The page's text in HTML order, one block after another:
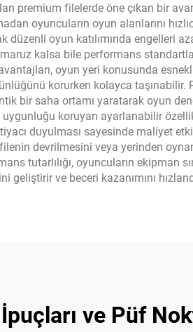
premium filelerde öne çıkan bir
oyuncuların oyun alanlarını
oyun katılımında engelleri
kalsa bile performans
oyun yeri konusunda
korurken kolayca
bir saha ortamı yaratarak oyun
koruyan ayarlanabilir
duyulması sayesinde maliyet
devrilmesini veya yerinden
tutarlılığı, oyuncuların ekipman
ve beceri kazanımını
İpuçları ve Püf